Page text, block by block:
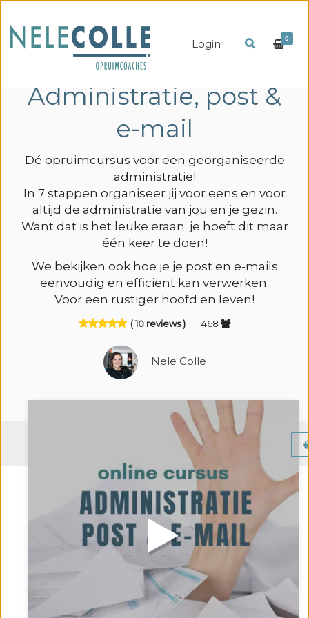
Login 0
Administratie, post &
e-mail
Dé opruimcursus voor een georganiseerde
administratie!
In 7 stappen organiseer jij voor eens en voor
altijd de administratie van jou en je gezin.
Want dat is het leuke eraan: je hoeft dit maar
één keer te doen!
We bekijken ook hoe je je post en e-mails
eenvoudig en efficiënt kan verwerken.
Voor een rustiger hoofd en leven!
( 10 reviews ) 468
Nele Colle